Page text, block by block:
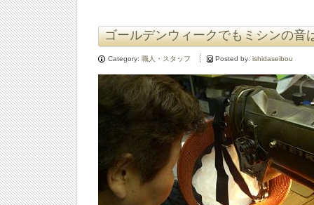
ゴールデンウィークでもミシンの音
Category: 職人・スタッフ Posted by: ishidaseibou